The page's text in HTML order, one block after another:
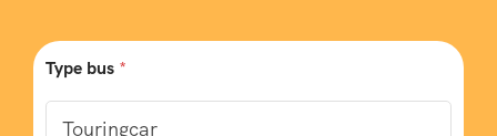
Type bus *